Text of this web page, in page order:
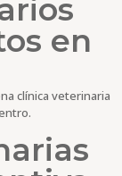
en
clínica veterinaria